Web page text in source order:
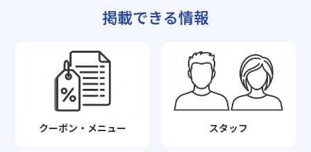
掲載できる情報
クーポン・メニュー スタッフ